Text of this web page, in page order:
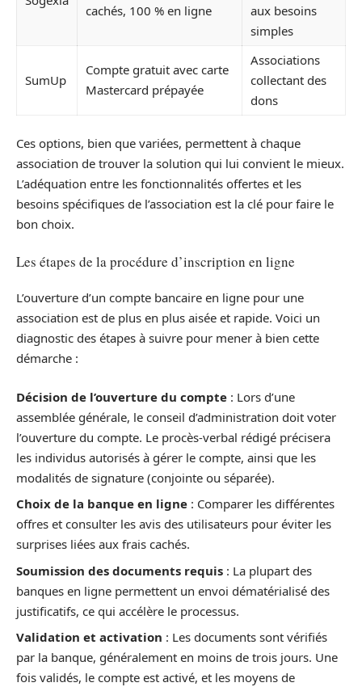
cachés, 100 % en ligne
aux besoins
simples
SumUp
Compte gratuit avec carte
Mastercard prépayée
Associations
collectant des
dons
Ces options, bien que variées, permettent à chaque
association de trouver la solution qui lui convient le mieux.
L’adéquation entre les fonctionnalités offertes et les
besoins spécifiques de l’association est la clé pour faire le
bon choix.
Les étapes de la procédure d’inscription en ligne
L’ouverture d’un compte bancaire en ligne pour une
association est de plus en plus aisée et rapide. Voici un
diagnostic des étapes à suivre pour mener à bien cette
démarche :
Décision de l’ouverture du compte : Lors d’une
assemblée générale, le conseil d’administration doit voter
l’ouverture du compte. Le procès-verbal rédigé précisera
les individus autorisés à gérer le compte, ainsi que les
modalités de signature (conjointe ou séparée).
Choix de la banque en ligne : Comparer les différentes
offres et consulter les avis des utilisateurs pour éviter les
surprises liées aux frais cachés.
Soumission des documents requis : La plupart des
banques en ligne permettent un envoi dématérialisé des
justificatifs, ce qui accélère le processus.
Validation et activation : Les documents sont vérifiés
par la banque, généralement en moins de trois jours. Une
fois validés, le compte est activé, et les moyens de